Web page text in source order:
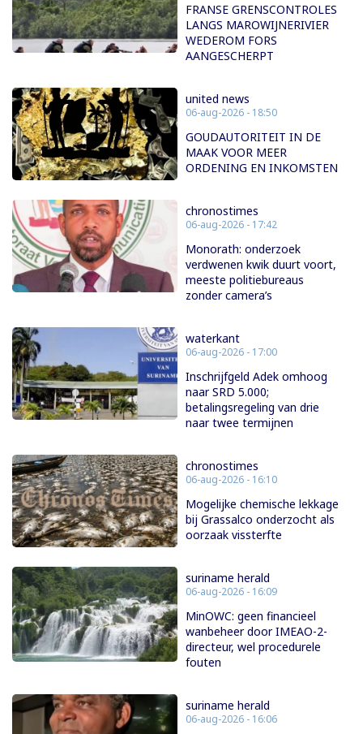
FRANSE GRENSCONTROLES
LANGS MAROWIJNERIVIER
WEDEROM FORS
AANGESCHERPT
united news
06-aug-2026 - 18:50
GOUDAUTORITEIT IN DE
MAAK VOOR MEER
ORDENING EN INKOMSTEN
chronostimes
06-aug-2026 - 17:42
Monorath: onderzoek
verdwenen kwik duurt voort,
meeste politiebureaus
zonder camera’s
waterkant
06-aug-2026 - 17:00
Inschrijfgeld Adek omhoog
naar SRD 5.000;
betalingsregeling van drie
naar twee termijnen
chronostimes
06-aug-2026 - 16:10
Mogelijke chemische lekkage
bij Grassalco onderzocht als
oorzaak vissterfte
suriname herald
06-aug-2026 - 16:09
MinOWC: geen financieel
wanbeheer door IMEAO-2-
directeur, wel procedurele
fouten
suriname herald
06-aug-2026 - 16:06